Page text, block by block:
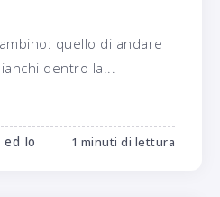
quello di andare
dentro la...
ed Io 1 minuti di lettura